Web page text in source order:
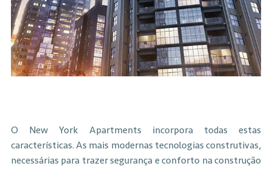
O New York Apartments incorpora todas estas
características. As mais modernas tecnologias construtivas,
necessárias para trazer segurança e conforto na construção